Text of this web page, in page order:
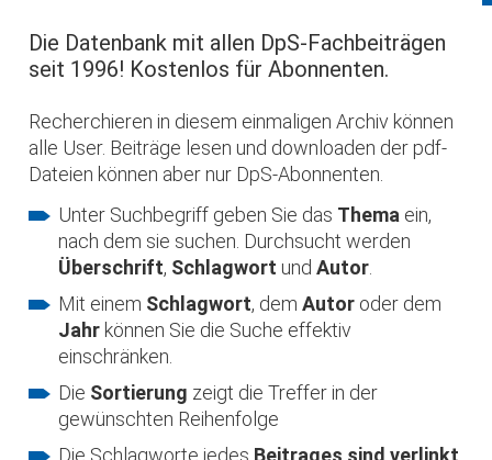
Die Datenbank mit allen DpS-Fachbeiträgen
seit 1996! Kostenlos für Abonnenten.
Recherchieren in diesem einmaligen Archiv können
alle User. Beiträge lesen und downloaden der pdf-
Dateien können aber nur DpS-Abonnenten.
Unter Suchbegriff geben Sie das Thema ein,
nach dem sie suchen. Durchsucht werden
Überschrift, Schlagwort undAutor
Mit einem Schlagwort, demAutor oder dem
Jahr können Sie die Suche effektiv
einschränken.
Die Sortierung zeigt die Treffer in der
gewünschten Reihenfolge
Die Schlagworte jedes Beitrages sind verlinkt